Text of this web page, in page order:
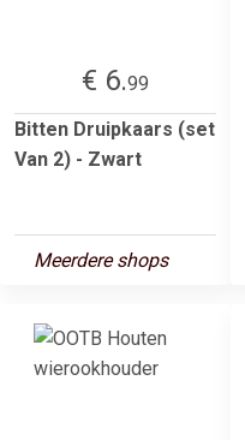
€ 6.99
Bitten Druipkaars (set
Van 2) - Zwart
Meerdere shops